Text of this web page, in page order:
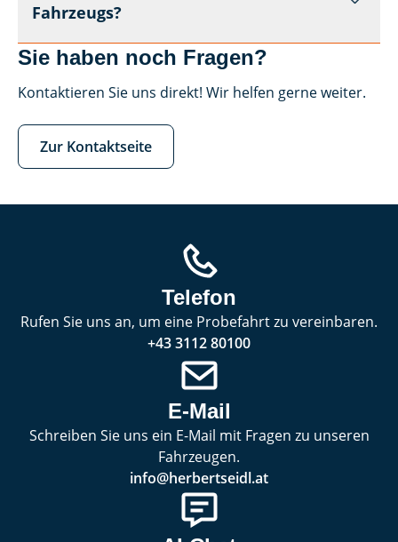
Fahrzeugs?
Sie haben noch Fragen?
Kontaktieren Sie uns direkt! Wir helfen gerne weiter.
Zur Kontaktseite
Telefon
Rufen Sie uns an, um eine Probefahrt zu vereinbaren.
+43 3112 80100
E-Mail
Schreiben Sie uns ein E-Mail mit Fragen zu unseren
Fahrzeugen.
info@herbertseidl.at